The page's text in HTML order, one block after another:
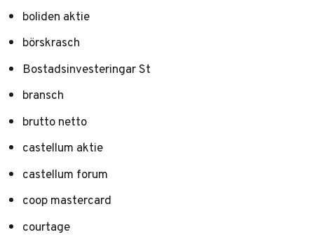
boliden aktie
börskrasch
Bostadsinvesteringar St
bransch
brutto netto
castellum aktie
castellum forum
coop mastercard
courtage